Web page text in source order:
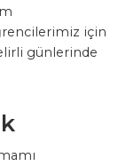
için
günlerinde